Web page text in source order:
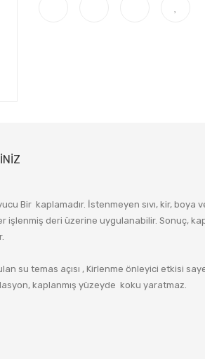
Bir kaplamadır. İstenmeyen sıvı, kir, boya
deri üzerine uygulanabilir. Sonuç,
su temas açısı , Kirlenme önleyici etkisi
kaplanmış yüzeyde koku yaratmaz.